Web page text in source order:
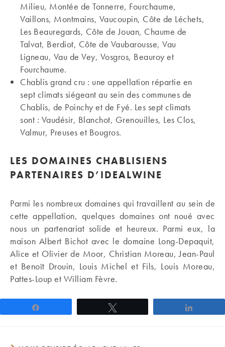
Milieu, Montée de Tonnerre, Fourchaume,
Vaillons, Montmains, Vaucoupin, Côte de Léchets,
Les Beauregards, Côte de Jouan, Chaume de
Talvat, Berdiot, Côte de Vaubarousse, Vau
Ligneau, Vau de Vey, Vosgros, Beauroy et
Fourchaume.
Chablis grand cru : une appellation répartie en
sept climats siégeant au sein des communes de
Chablis, de Poinchy et de Fyé. Les sept climats
sont : Vaudésir, Blanchot, Grenouilles, Les Clos,
Valmur, Preuses et Bougros.
LES DOMAINES CHABLISIENS
PARTENAIRES D’IDEALWINE
Parmi les nombreux domaines qui travaillent au sein de
cette appellation, quelques domaines ont noué avec
nous un partenariat solide et heureux. Parmi eux, la
maison Albert Bichot avec le domaine Long-Depaquit,
Alice et Olivier de Moor, Christian Moreau, Jean-Paul
et Benoît Drouin, Louis Michel et Fils, Louis Moreau,
Pattes-Loup et William Fèvre.